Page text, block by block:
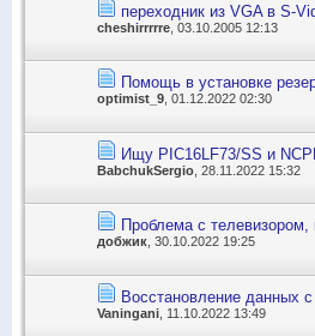
переходник из VGA в S-
cheshirrrrre , 03.10.2005 12:13
Помощь в установке
optimist_9 , 01.12.2022 02:30
Ищу PIC16LF73/SS и
BabchukSergio , 28.11.2022 15:32
Проблема с телевизором,
добжик , 30.10.2022 19:25
Восстановление данных с
Vaningani , 11.10.2022 13:49